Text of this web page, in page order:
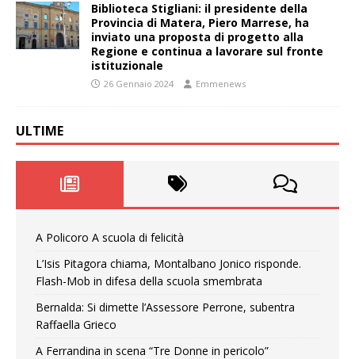
Biblioteca Stigliani: il presidente della
Provincia di Matera, Piero Marrese, ha
inviato una proposta di progetto alla
Regione e continua a lavorare sul fronte
istituzionale
26 Gennaio 2024 Emmenews
ULTIME
A Policoro A scuola di felicità
L’Isis Pitagora chiama, Montalbano Jonico risponde.
Flash-Mob in difesa della scuola smembrata
Bernalda: Si dimette l’Assessore Perrone, subentra
Raffaella Grieco
A Ferrandina in scena “Tre Donne in pericolo”